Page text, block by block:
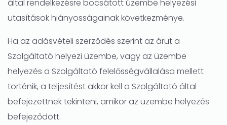
által rendelkezésre bocsátott üzembe helyezési
utasítások hiányosságainak következménye.
Ha az adásvételi szerződés szerint az árut a
Szolgáltató helyezi üzembe, vagy az üzembe
helyezés a Szolgáltató felelősségvállalása mellett
történik, a teljesítést akkor kell a Szolgáltató által
befejezettnek tekinteni, amikor az üzembe helyezés
befejeződött.